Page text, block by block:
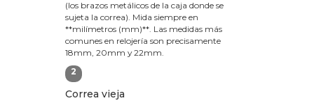
(los brazos metálicos de la caja donde se
sujeta la correa). Mida siempre en
**milímetros (mm)**. Las medidas más
comunes en relojería son precisamente
18mm, 20mm y 22mm.
2
Correa vieja